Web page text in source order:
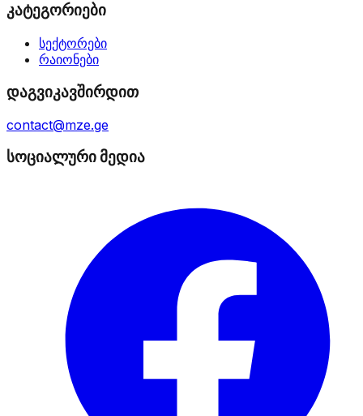
კატეგორიები
სექტორები
რაიონები
დაგვიკავშირდით
contact@mze.ge
სოციალური მედია